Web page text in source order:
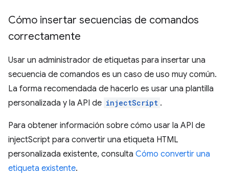
Cómo insertar secuencias de comandos
correctamente
Usar un administrador de etiquetas para insertar una
secuencia de comandos es un caso de uso muy común.
La forma recomendada de hacerlo es usar una plantilla
personalizada y la API de injectScript .
Para obtener información sobre cómo usar la API de
injectScript para convertir una etiqueta HTML
personalizada existente, consulta Cómo convertir una
etiqueta existente.